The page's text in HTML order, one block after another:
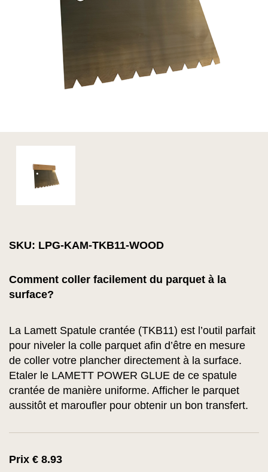
SKU: LPG-KAM-TKB11-WOOD
Comment coller facilement du parquet à la
surface?
La Lamett Spatule crantée (TKB11) est l’outil parfait
pour niveler la colle parquet afin d’être en mesure
de coller votre plancher directement à la surface.
Etaler le LAMETT POWER GLUE de ce spatule
crantée de manière uniforme. Afficher le parquet
aussitôt et maroufler pour obtenir un bon transfert.
Prix € 8.93